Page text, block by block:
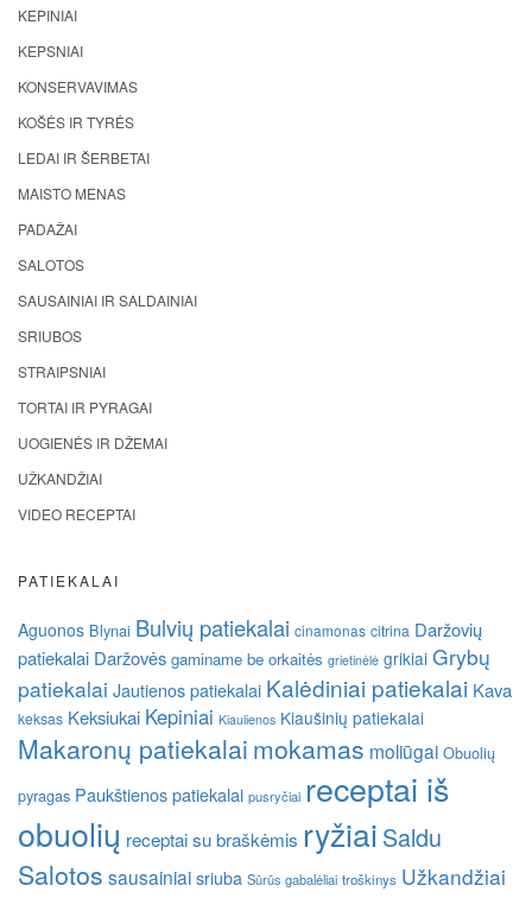
KEPINIAI
KEPSNIAI
KONSERVAVIMAS
KOŠĖS IR TYRĖS
LEDAI IR ŠERBETAI
MAISTO MENAS
PADAŽAI
SALOTOS
SAUSAINIAI IR SALDAINIAI
SRIUBOS
STRAIPSNIAI
TORTAI IR PYRAGAI
UOGIENĖS IR DŽEMAI
UŽKANDŽIAI
VIDEO RECEPTAI
PATIEKALAI
Aguonos Blynai Bulvių patiekalai cinamonas citrina Daržovių
patiekalai Daržovės gaminame be orkaitės grietinėlė grikiai Grybų
patiekalai Jautienos patiekalai Kalėdiniai patiekalai Kava
keksas Keksiukai Kepiniai Kiaulienos Kiaušinių patiekalai
Makaronų patiekalai mokamas moliūgai Obuolių
pyragas Paukštienos patiekalai pusryčiai receptai iš
obuolių receptai su braškėmis ryžiai Saldu
Salotos sausainiai sriuba Sūrūs gabalėliai troškinys Užkandžiai